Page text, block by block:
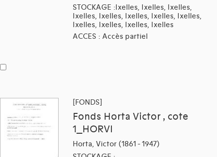
STOCKAGE :Ixelles, Ixelles, Ixelles,
Ixelles, Ixelles, Ixelles, Ixelles, Ixelles,
Ixelles, Ixelles, Ixelles, Ixelles
ACCES : Accès partiel
[FONDS]
Fonds Horta Victor , cote
1_HORVI
Horta, Victor (1861 - 1947)